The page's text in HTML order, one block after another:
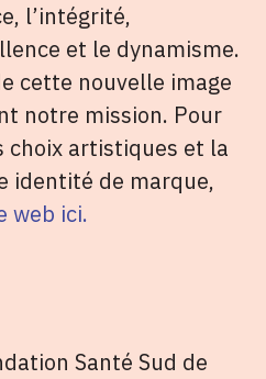
l’intégrité,
et le dynamisme.
cette nouvelle image
notre mission. Pour
choix artistiques et la
identité de marque,
web ici.
Santé Sud de